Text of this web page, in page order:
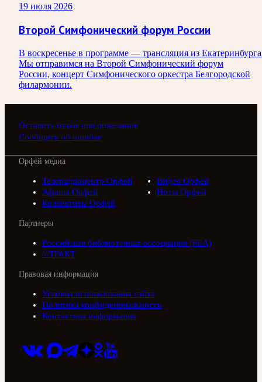
19 июля 2026
Второй Симфонический форум России
В воскресенье в программе — трансляция из
Мы отправимся на Второй Симфонический форум
России, концерт Симфонического оркестра Белгородской
филармонии.
Оставить отзыв или пожелание
Сообщить об ошибке
Орфей медиа
Телерадиоцентр Орфей
Видео Орфей
Афиша Орфей
Ноты Орфей
Коллективы Орфей
Партнеры
Российская библиотечная ассоциация (РБА)
///ТРАКТ
Правовая информация
Условия использования сайта
Политика конфиденциальности
Контактная информация